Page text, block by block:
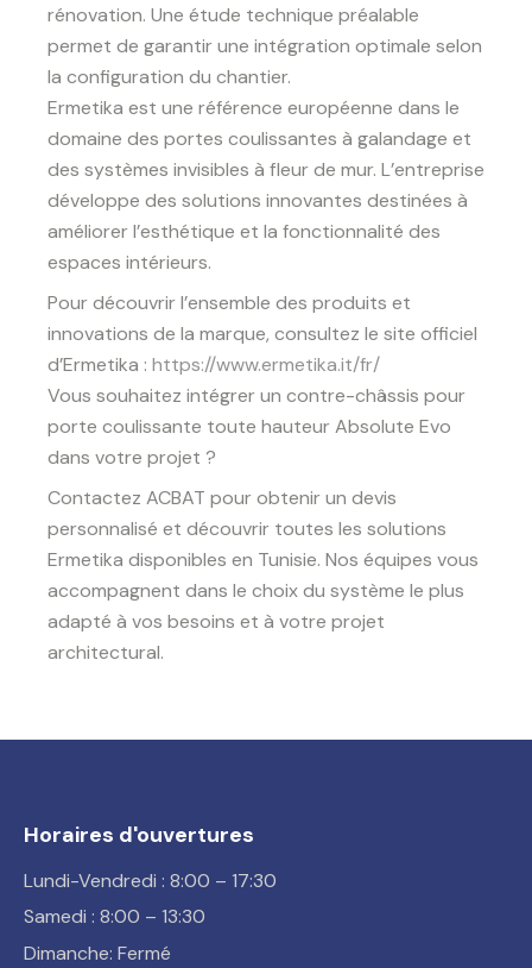
rénovation. Une étude technique préalable
permet de garantir une intégration optimale selon
la configuration du chantier.
Ermetika est une référence européenne dans le
domaine des portes coulissantes à galandage et
des systèmes invisibles à fleur de mur. L’entreprise
développe des solutions innovantes destinées à
améliorer l’esthétique et la fonctionnalité des
espaces intérieurs.
Pour découvrir l’ensemble des produits et
innovations de la marque, consultez le site officiel
d’Ermetika : https://www.ermetika.it/fr/
Vous souhaitez intégrer un contre-châssis pour
porte coulissante toute hauteur Absolute Evo
dans votre projet ?
Contactez ACBAT pour obtenir un devis
personnalisé et découvrir toutes les solutions
Ermetika disponibles en Tunisie. Nos équipes vous
accompagnent dans le choix du système le plus
adapté à vos besoins et à votre projet
architectural.
Horaires d'ouvertures
Lundi-Vendredi : 8:00 – 17:30
Samedi : 8:00 – 13:30
Dimanche: Fermé